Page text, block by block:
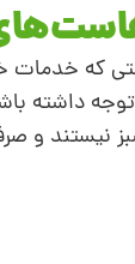
10 هاستی که
داشته
نیستند و